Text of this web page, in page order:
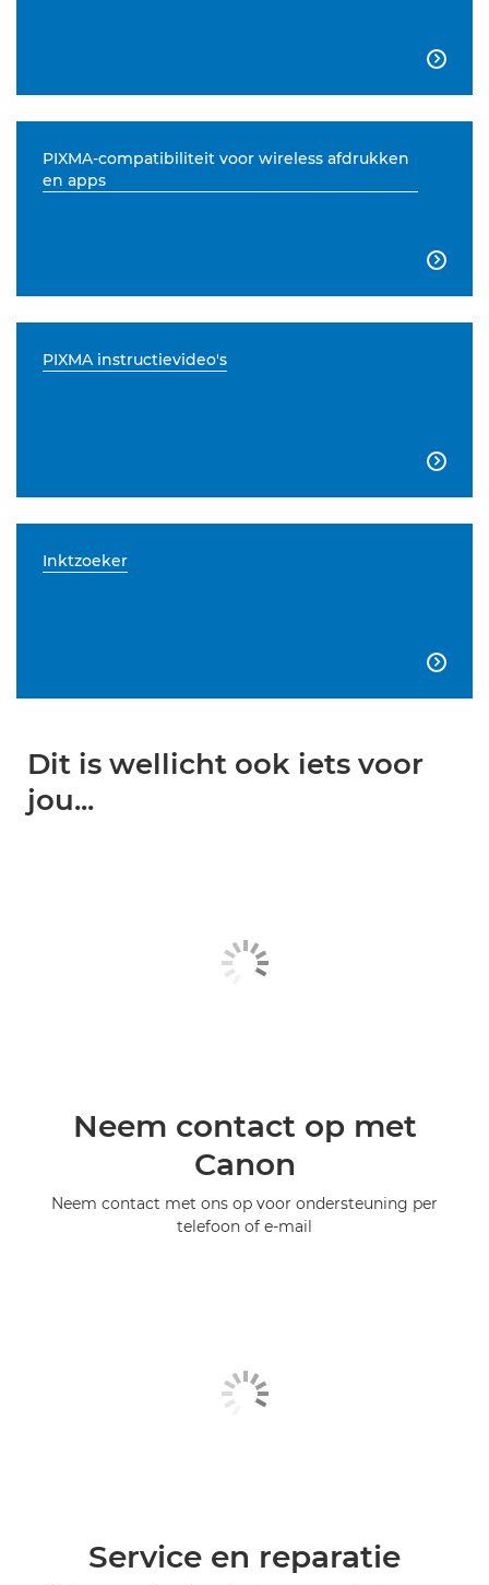

PIXMA-compatibiliteit voor wireless afdrukken
en apps

PIXMA instructievideo's

Inktzoeker

Dit is wellicht ook iets voor
jou...
Neem contact op met
Canon
Neem contact met ons op voor ondersteuning per
telefoon of e-mail
Service en reparatie